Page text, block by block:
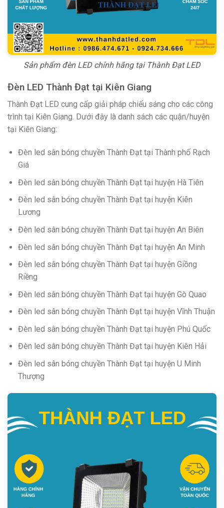
Sản phẩm đèn LED chính hãng tại Thành Đạt LED
Đèn LED Thành Đạt tại Kiên Giang
Thành Đạt LED cung cấp giải pháp chiếu sáng cho các công
trình tại Kiên Giang. Dưới đây là danh sách các quận/huyện
tại Kiên Giang:
Đèn led sân bóng chuyền Thành Đạt tại Thành phố Rạch
Giá
Đèn led sân bóng chuyền Thành Đạt tại huyện Hà Tiên
Đèn led sân bóng chuyền Thành Đạt tại huyện Kiên
Lương
Đèn led sân bóng chuyền Thành Đạt tại huyện An Biên
Đèn led sân bóng chuyền Thành Đạt tại huyện An Minh
Đèn led sân bóng chuyền Thành Đạt tại huyện Giồng
Riềng
Đèn led sân bóng chuyền Thành Đạt tại huyện Gò Quao
Đèn led sân bóng chuyền Thành Đạt tại huyện Vĩnh Thuận
Đèn led sân bóng chuyền Thành Đạt tại huyện Phú Quốc
Đèn led sân bóng chuyền Thành Đạt tại huyện Kiên Hải
Đèn led sân bóng chuyền Thành Đạt tại huyện U Minh
Thượng